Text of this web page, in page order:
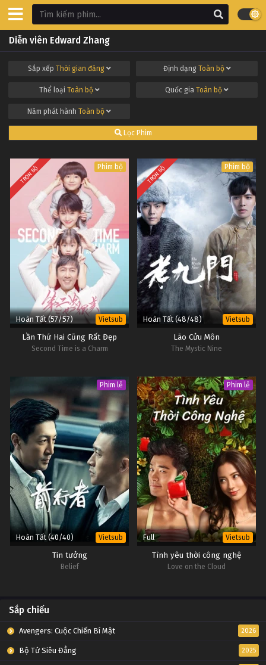
Diễn viên Edward Zhang
Sắp xếp Thời gian đăng Định dạng Toàn bộ
Thể loại Toàn bộ Quốc gia Toàn bộ
Năm phát hành Toàn bộ
Lọc Phim
TRỌN BỘ Phim bộ
Hoàn Tất (57/57) Vietsub
Lần Thứ Hai Cũng Rất Đẹp
Second Time is a Charm
TRỌN BỘ Phim bộ
Hoàn Tất (48/48) Vietsub
Lão Cửu Môn
The Mystic Nine
Phim lẻ
Hoàn Tất (40/40) Vietsub
Tin tưởng
Belief
Phim lẻ
Full Vietsub
Tình yêu thời công nghệ
Love on the Cloud
Sắp chiếu
Avengers: Cuộc Chiến Bí Mật 2026
Bộ Tứ Siêu Đẳng 2025